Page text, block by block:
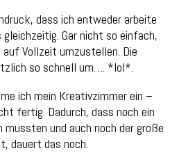
dass ich entweder arbeite
Gar nicht so einfach,
Vollzeit umzustellen. Die
so schnell um…. *lol*.
ich mein Kreativzimmer ein –
fertig. Dadurch, dass noch ein
mussten und auch noch der große
dauert das noch.